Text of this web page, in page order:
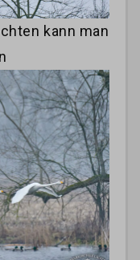
kann man